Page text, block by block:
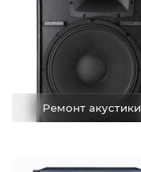
Ремонт акустики